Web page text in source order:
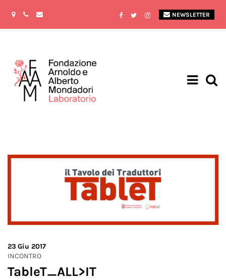
NEWSLETTER
23 Giu 2017
INCONTRO
TableT_ALL>IT